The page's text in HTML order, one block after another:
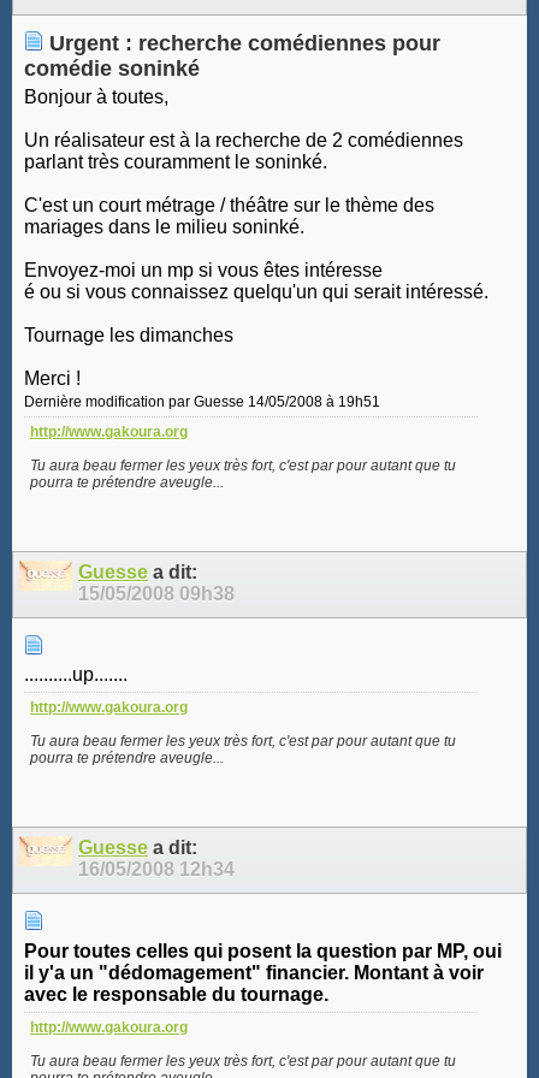
Urgent : recherche comédiennes pour
comédie soninké
Bonjour à toutes,
Un réalisateur est à la recherche de 2 comédiennes
parlant très couramment le soninké.
C'est un court métrage / théâtre sur le thème des
mariages dans le milieu soninké.
Envoyez-moi un mp si vous êtes intéresse
é ou si vous connaissez quelqu'un qui serait intéressé.
Tournage les dimanches
Merci !
Dernière modification par Guesse 14/05/2008 à 19h51
http://www.gakoura.org
Tu aura beau fermer les yeux très fort, c'est par pour autant que tu
pourra te prétendre aveugle...
Guesse a dit:
15/05/2008 09h38
..........up.......
http://www.gakoura.org
Tu aura beau fermer les yeux très fort, c'est par pour autant que tu
pourra te prétendre aveugle...
Guesse a dit:
16/05/2008 12h34
Pour toutes celles qui posent la question par MP, oui
il y'a un "dédomagement" financier. Montant à voir
avec le responsable du tournage.
http://www.gakoura.org
Tu aura beau fermer les yeux très fort, c'est par pour autant que tu